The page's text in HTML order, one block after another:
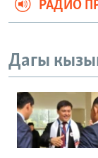
РАДИО
Дагы